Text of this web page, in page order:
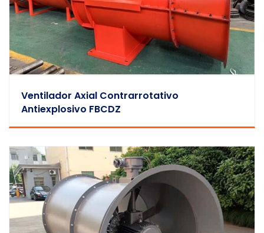
Ventilador Axial Contrarrotativo
Antiexplosivo FBCDZ